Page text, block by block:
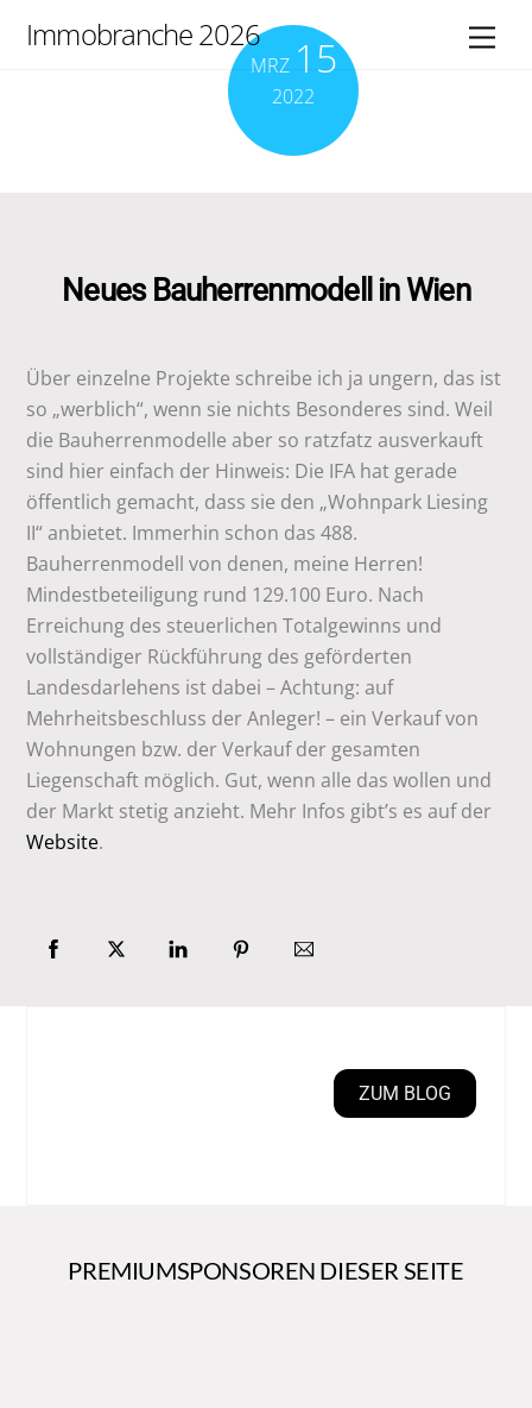
Immobranche 2026
MRZ 15
2022
Neues Bauherrenmodell in Wien
Über einzelne Projekte schreibe ich ja ungern, das ist
so „werblich“, wenn sie nichts Besonderes sind. Weil
die Bauherrenmodelle aber so ratzfatz ausverkauft
sind hier einfach der Hinweis: Die IFA hat gerade
öffentlich gemacht, dass sie den „Wohnpark Liesing
II“ anbietet. Immerhin schon das 488.
Bauherrenmodell von denen, meine Herren!
Mindestbeteiligung rund 129.100 Euro. Nach
Erreichung des steuerlichen Totalgewinns und
vollständiger Rückführung des geförderten
Landesdarlehens ist dabei – Achtung: auf
Mehrheitsbeschluss der Anleger! – ein Verkauf von
Wohnungen bzw. der Verkauf der gesamten
Liegenschaft möglich. Gut, wenn alle das wollen und
der Markt stetig anzieht. Mehr Infos gibt’s es auf der
Website.
ZUM BLOG
PREMIUMSPONSOREN DIESER SEITE